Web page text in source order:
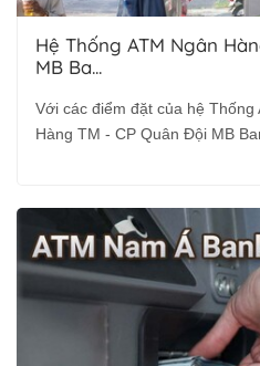
Hệ Thống ATM Ngân
MB Ba...
Với các điểm đặt của hệ Thống
Hàng TM - CP Quân Đội MB